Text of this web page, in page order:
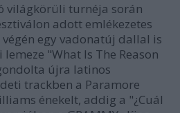
világkörüli turnéja során
adott emlékezetes
egy vadonatúj dallal is
"What Is The Reason
újra latinos
trackben a Paramore
énekelt, addig a "¿Cuál